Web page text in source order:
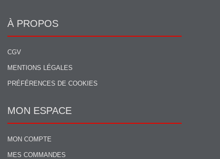
À PROPOS
CGV
MENTIONS LÉGALES
PRÉFÉRENCES DE COOKIES
MON ESPACE
MON COMPTE
MES COMMANDES